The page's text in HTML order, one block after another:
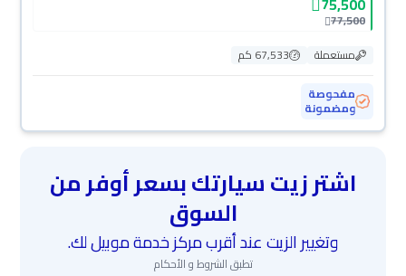
77,500
مستعملة
67,533 كم
مفحوصة
ومضمونة
اشتر زيت سيارتك بسعر أوفر من
السوق
وتغيير الزيت عند أقرب مركز خدمة موبيل لك.
تطبق الشروط و الأحكام